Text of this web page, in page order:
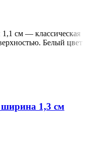
см — классическая
Белый цвет
1,3 см